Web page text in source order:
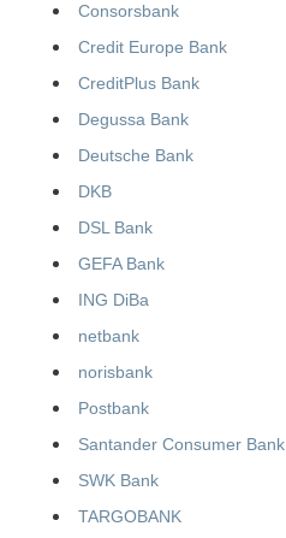
Consorsbank
Credit Europe Bank
CreditPlus Bank
Degussa Bank
Deutsche Bank
DKB
DSL Bank
GEFA Bank
ING DiBa
netbank
norisbank
Postbank
Santander Consumer Bank
SWK Bank
TARGOBANK